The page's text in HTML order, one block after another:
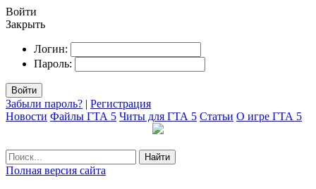
Войти
Закрыть
Логин:
Пароль:
Войти
Забыли пароль? | Регистрация
Новости Файлы ГТА 5 Читы для ГТА 5 Статьи О игре ГТА 5
Найти
Полная версия сайта